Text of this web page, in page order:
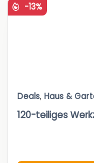
-13%
Deals, Haus &
120-teiliges